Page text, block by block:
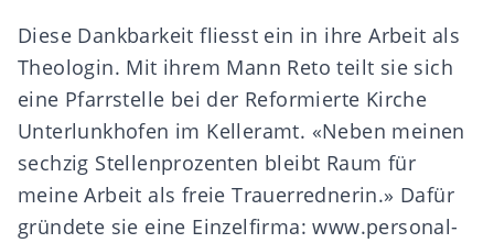
Diese Dankbarkeit fliesst ein in ihre Arbeit als
Theologin. Mit ihrem Mann Reto teilt sie sich
eine Pfarrstelle bei der Reformierte Kirche
Unterlunkhofen im Kelleramt. «Neben meinen
sechzig Stellenprozenten bleibt Raum für
meine Arbeit als freie Trauerrednerin.» Dafür
gründete sie eine Einzelfirma:www.personal-